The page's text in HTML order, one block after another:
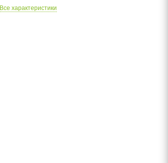
Все характеристики